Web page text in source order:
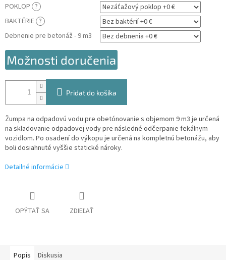
POKLOP ?
BAKTÉRIE ?
Debnenie pre betonáž - 9 m3
Možnosti doručenia
Pridať do košíka
Žumpa na odpadovú vodu pre obetónovanie s objemom 9 m3 je určená
na skladovanie odpadovej vody pre následné odčerpanie fekálnym
vozidlom. Po osadení do výkopu je určená na kompletnú betonážu, aby
boli dosiahnuté vyššie statické nároky.
Detailné informácie
OPÝTAŤ SA ZDIEĽAŤ
Popis Diskusia